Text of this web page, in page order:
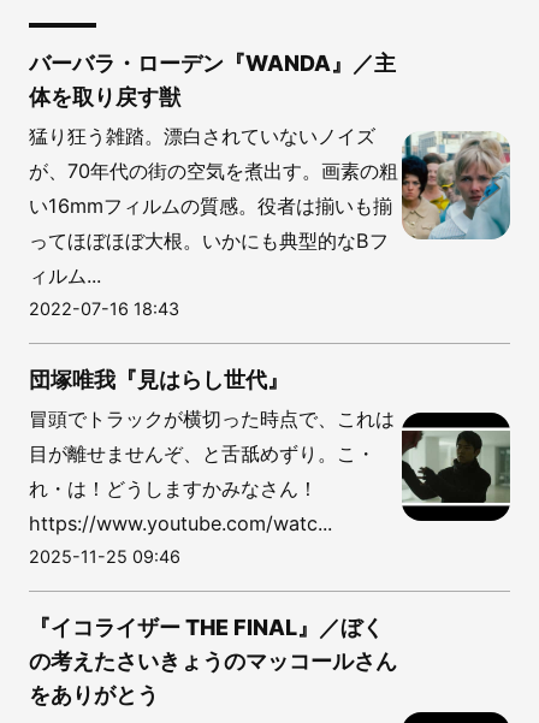
バーバラ・ローデン『WANDA』／主
体を取り戻す獣
猛り狂う雑踏。漂白されていないノイズ
が、70年代の街の空気を煮出す。画素の粗
い16mmフィルムの質感。役者は揃いも揃
ってほぼほぼ大根。いかにも典型的なBフ
ィルム...
2022-07-16 18:43
団塚唯我『見はらし世代』
冒頭でトラックが横切った時点で、これは
目が離せませんぞ、と舌舐めずり。こ・
れ・は！どうしますかみなさん！
https://www.youtube.com/watc...
2025-11-25 09:46
『イコライザー THE FINAL』／ぼく
の考えたさいきょうのマッコールさん
をありがとう